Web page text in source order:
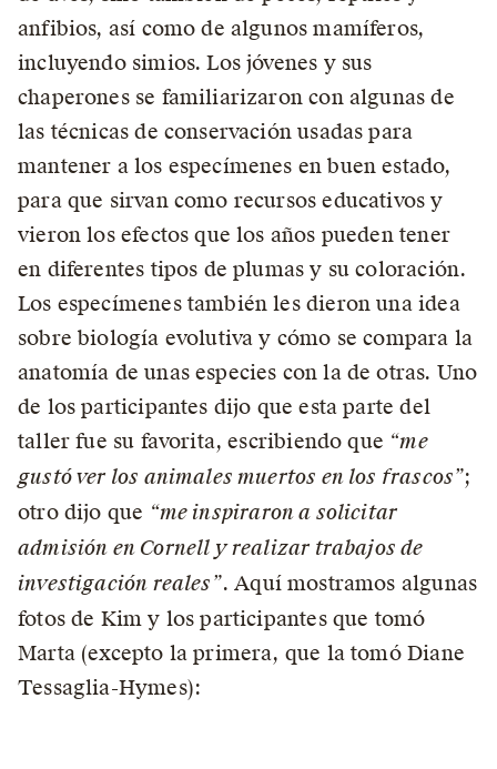
anfibios, así como de algunos mamíferos,
incluyendo simios. Los jóvenes y sus
chaperones se familiarizaron con algunas de
las técnicas de conservación usadas para
mantener a los especímenes en buen estado,
para que sirvan como recursos educativos y
vieron los efectos que los años pueden tener
en diferentes tipos de plumas y su coloración.
Los especímenes también les dieron una idea
sobre biología evolutiva y cómo se compara la
anatomía de unas especies con la de otras. Uno
de los participantes dijo que esta parte del
taller fue su favorita, escribiendo que “me
gustó ver los animales muertos en los frascos”;
otro dijo que “me inspiraron a solicitar
admisión en Cornell y realizar trabajos de
investigación reales”. Aquí mostramos algunas
fotos de Kim y los participantes que tomó
Marta (excepto la primera, que la tomó Diane
Tessaglia-Hymes):